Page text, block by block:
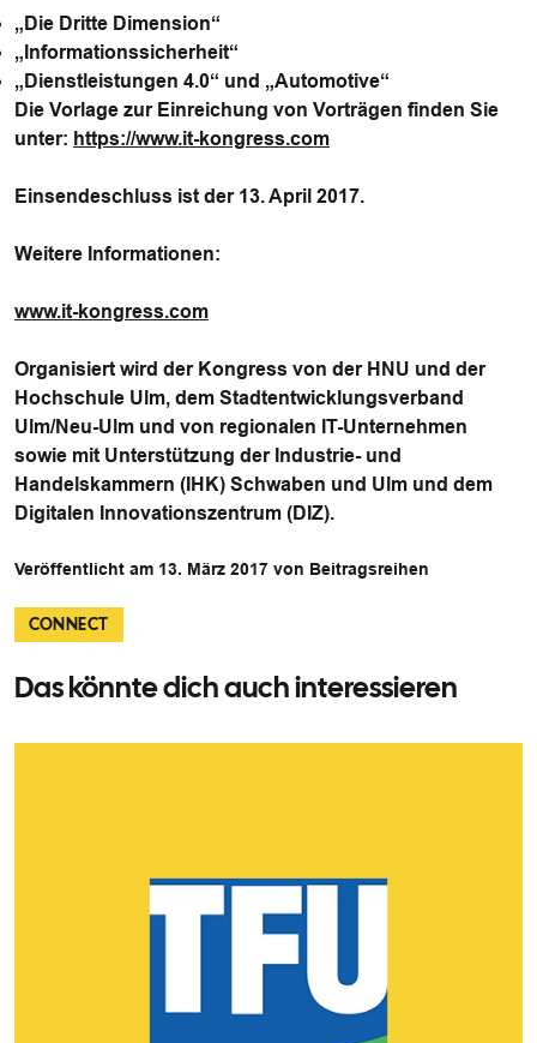
„Die Dritte Dimension“
„Informationssicherheit“
„Dienstleistungen 4.0“ und „Automotive“
Die Vorlage zur Einreichung von Vorträgen finden Sie
unter: https://www.it-kongress.com
Einsendeschluss ist der 13. April 2017.
Weitere Informationen:
www.it-kongress.com
Organisiert wird der Kongress von der HNU und der
Hochschule Ulm, dem Stadtentwicklungs­verband
Ulm/Neu-Ulm und von regionalen IT-Unternehmen
sowie mit Unterstützung der Industrie- und
Handelskammern (IHK) Schwaben und Ulm und dem
Digitalen Innovationszentrum (DIZ).
Veröffentlicht am 13. März 2017 von Beitragsreihen
CONNECT
Das könnte dich auch interessieren